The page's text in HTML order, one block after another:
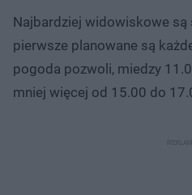
Najbardziej widowiskowe są
pierwsze planowane są
pogoda pozwoli, miedzy
mniej więcej od 15.00 do